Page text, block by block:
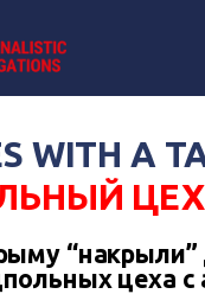
WITH A
ЦЕХ
“накрыли”
цеха с